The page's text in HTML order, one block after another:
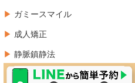
ガミースマイル
成人矯正
静脈鎮静法
ボツリヌス製剤治療